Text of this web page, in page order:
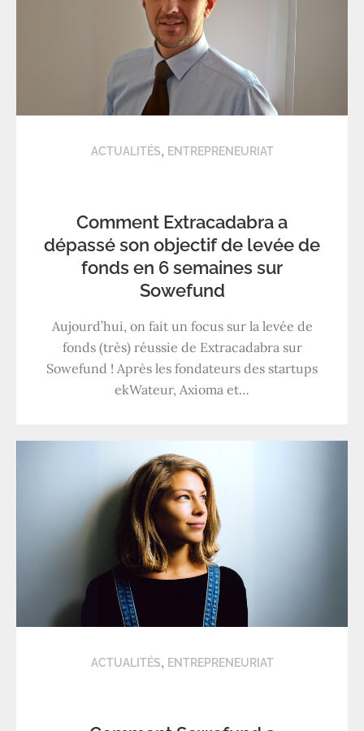
ACTUALITÉS, ENTREPRENEURIAT
Comment Extracadabra a
dépassé son objectif de levée de
fonds en 6 semaines sur
Sowefund
Aujourd’hui, on fait un focus sur la levée de
fonds (très) réussie de Extracadabra sur
Sowefund ! Après les fondateurs des startups
ekWateur, Axioma et…
ACTUALITÉS, ENTREPRENEURIAT